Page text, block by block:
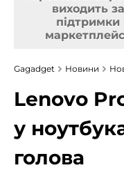
виходить за
підтримки
Gagadget Новини
Lenovo
у
голова